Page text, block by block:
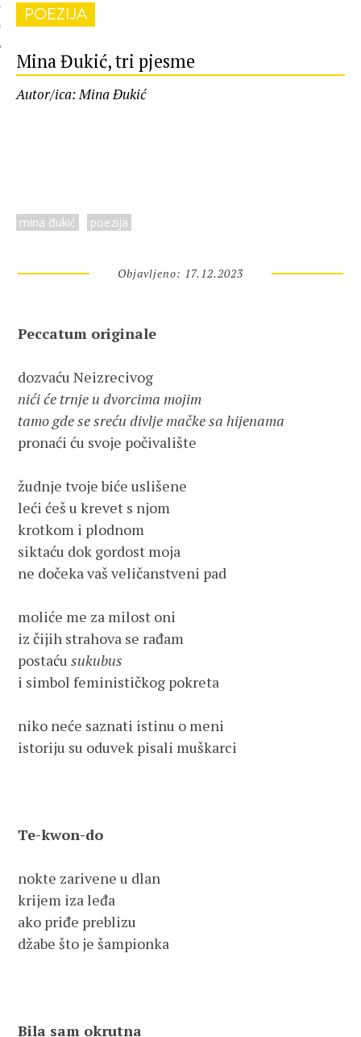
POEZIJA
Mina Đukić, tri pjesme
Autor/ica: Mina Đukić
mina đukić poezija
Objavljeno: 17.12.2023
Peccatum originale
nići će trnje u dvorcima mojim
tamo gde se sreću divlje mačke sa hijenama
pronaći ću svoje počivalište
žudnje tvoje biće uslišene
leći ćeš u krevet s njom
krotkom i plodnom
siktaću dok gordost moja
ne dočeka vaš veličanstveni pad
moliće me za milost oni
iz čijih strahova se rađam
postaću sukubus
i simbol feminističkog pokreta
niko neće saznati istinu o meni
istoriju su oduvek pisali muškarci
Te-kwon-do
nokte zarivene u dlan
krijem iza leđa
ako priđe preblizu
džabe što je šampionka
Bila sam okrutna